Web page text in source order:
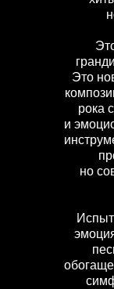
Это
рока
и
но